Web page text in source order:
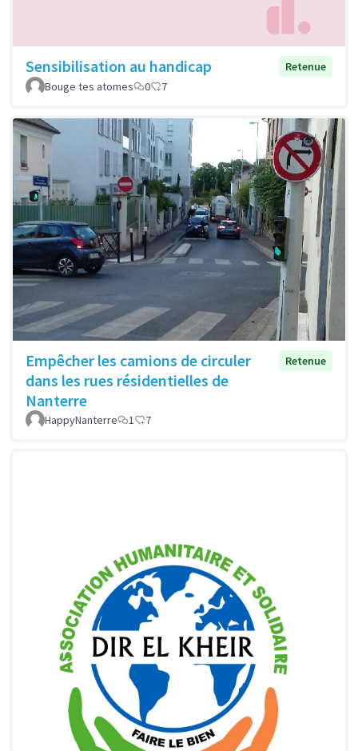
Sensibilisation au handicap
Retenue
Bouge tes atomes
0 7
Empêcher les camions de circuler
dans les rues résidentielles de
Nanterre
Retenue
HappyNanterre 1 7